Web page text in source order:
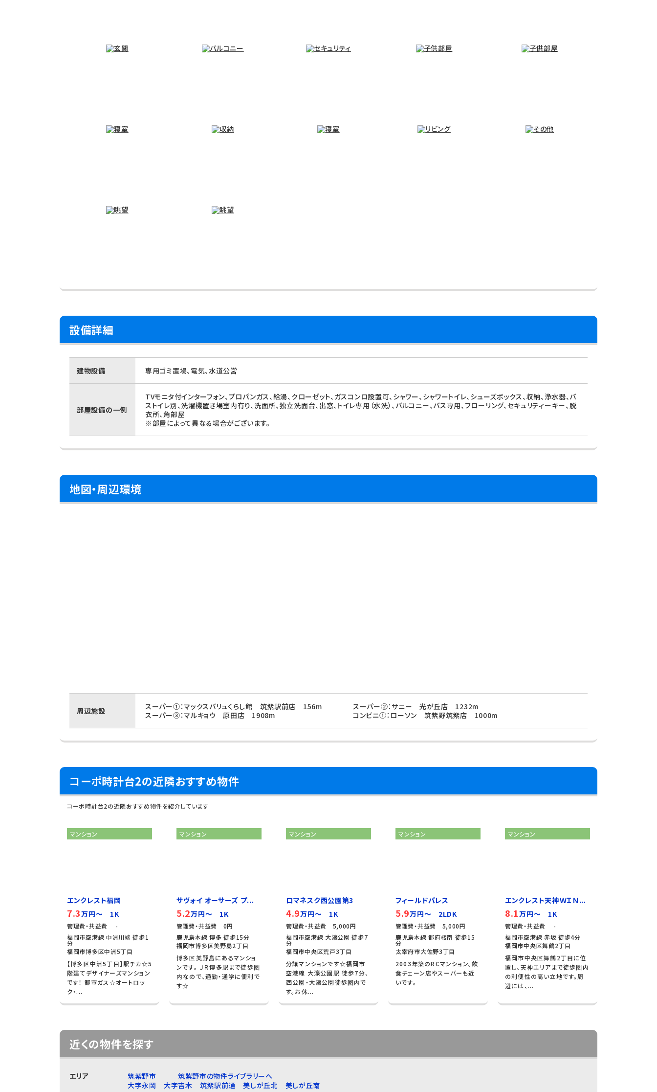
設備詳細
建物設備 専用ゴミ置場、電気、水道公営
部屋設備の一例
TVモニタ付インターフォン、プロパンガス、給湯、クローゼット、ガスコンロ設置可、シャワー、シャワートイレ、シューズボックス、収納、浄水器、バ
ストイレ別、洗濯機置き場室内有り、洗面所、独立洗面台、出窓、トイレ専用（水洗）、バルコニー、バス専用、フローリング、セキュリティーキー、脱
衣所、角部屋
※部屋によって異なる場合がございます。
地図・周辺環境
周辺施設 スーパー①：マックスバリュくらし館 筑紫駅前店 156m
スーパー②：サニー 光が丘店 1232m
スーパー③：マルキョウ 原田店 1908m
コンビニ①：ローソン 筑紫野筑紫店 1000m
コーポ時計台2の近隣おすすめ物件
コーポ時計台2の近隣おすすめ物件を紹介しています
マンション
エンクレスト福岡
7.3万円～ 1K
管理費・共益費 -
福岡市空港線 中洲川端 徒歩1
分
福岡市博多区中洲5丁目
【博多区中洲5丁目】駅チカ☆5
階建てデザイナーズマンション
です！ 都市ガス☆オートロッ
ク・...
マンション
サヴォイ オーサーズ プ...
5.2万円～ 1K
管理費・共益費 0円
鹿児島本線 博多 徒歩15分
福岡市博多区美野島2丁目
博多区美野島にあるマンショ
ンです。 ＪＲ博多駅まで徒歩圏
内なので、通勤・通学に便利で
す☆
マンション
ロマネスク西公園第3
4.9万円～ 1K
管理費・共益費 5,000円
福岡市空港線 大濠公園 徒歩7
分
福岡市中央区荒戸3丁目
分譲マンションです☆福岡市
空港線 大濠公園駅 徒歩7分、
西公園・大濠公園徒歩圏内で
す。お休...
マンション
フィールドパレス
5.9万円～ 2LDK
管理費・共益費 5,000円
鹿児島本線 都府楼南 徒歩15
分
太宰府市大佐野3丁目
2003年築のRCマンション。飲
食チェーン店やスーパーも近
いです。
マンション
エンクレスト天神ＷＩＮ...
8.1万円～ 1K
管理費・共益費 -
福岡市空港線 赤坂 徒歩4分
福岡市中央区舞鶴2丁目
福岡市中央区舞鶴2丁目に位
置し、天神エリアまで徒歩圏内
の利便性の高い立地です。周
辺には、...
近くの物件を探す
エリア 筑紫野市
筑紫野市の物件ライブラリーへ
大字永岡
大字吉木 筑紫駅前通 美しが丘北 美しが丘南